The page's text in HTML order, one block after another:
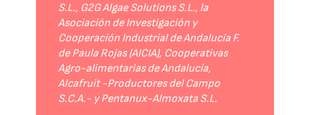
S.L., G2G Algae Solutions S.L., la
Asociación de Investigación y
Cooperación Industrial de Andalucía F.
de Paula Rojas (AICIA), Cooperativas
Agro-alimentarias de Andalucía,
Alcafruit -Productores del Campo
S.C.A.- y Pentanux-Almoxata S.L.